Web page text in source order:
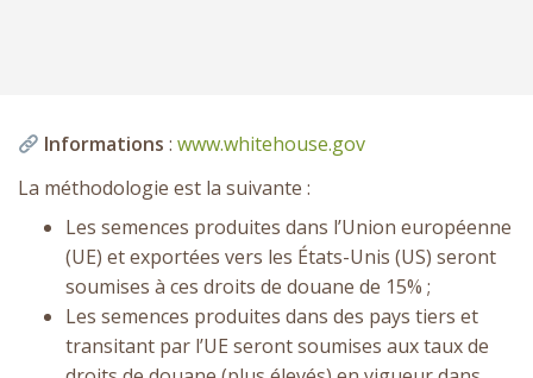
Informations :www.whitehouse.gov
La méthodologie est la suivante :
Les semences produites dans l’Union européenne
(UE) et exportées vers les États-Unis (US) seront
soumises à ces droits de douane de 15% ;
Les semences produites dans des pays tiers et
transitant par l’UE seront soumises aux taux de